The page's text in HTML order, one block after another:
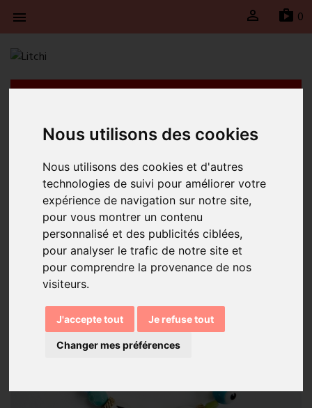
Nous utilisons des cookies
Nous utilisons des cookies et d'autres
technologies de suivi pour améliorer votre
expérience de navigation sur notre site,
pour vous montrer un contenu
personnalisé et des publicités ciblées,
pour analyser le trafic de notre site et
pour comprendre la provenance de nos
visiteurs.
J'accepte tout Je refuse tout
Changer mes préférences
 0

durant cette période et reprendront le lundi 24
Accueil
Bracelet fun Rio